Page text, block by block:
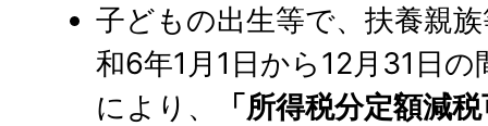
子どもの出生等で、扶養親
和6年1月1日から12月31日
により、
「所得税分定額減